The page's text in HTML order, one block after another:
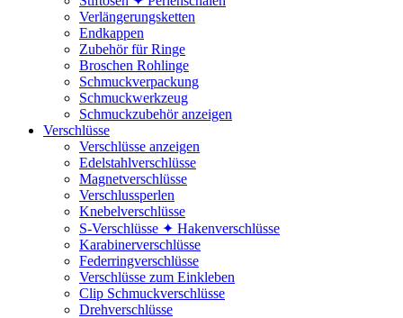
Verlängerungsketten
Endkappen
Zubehör für Ringe
Broschen Rohlinge
Schmuckverpackung
Schmuckwerkzeug
Schmuckzubehör anzeigen
Verschlüsse
Verschlüsse anzeigen
Edelstahlverschlüsse
Magnetverschlüsse
Verschlussperlen
Knebelverschlüsse
S-Verschlüsse ✦ Hakenverschlüsse
Karabinerverschlüsse
Federringverschlüsse
Verschlüsse zum Einkleben
Clip Schmuckverschlüsse
Drehverschlüsse